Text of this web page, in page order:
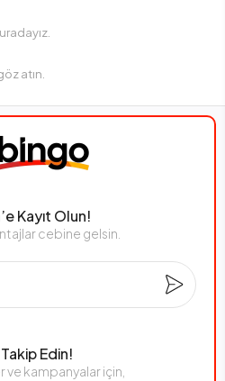
atın.
Kayıt Olun!
cebine gelsin.
Edin!
ve kampanyalar için,